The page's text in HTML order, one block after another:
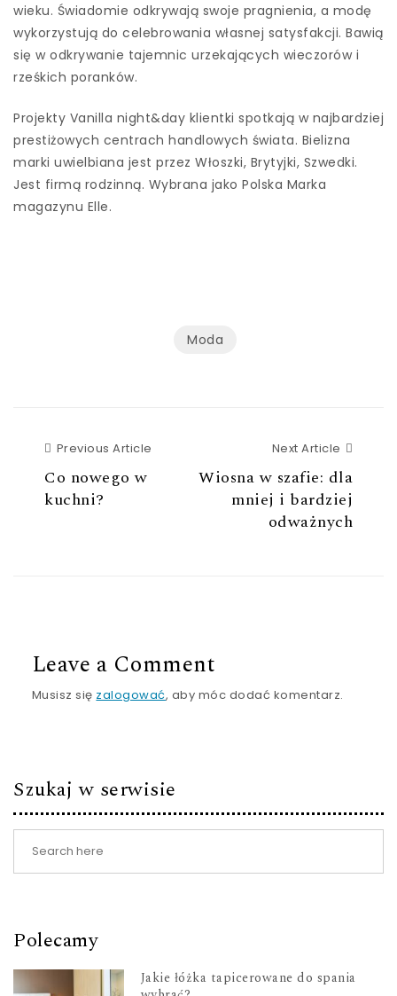
wieku. Świadomie odkrywają swoje pragnienia, a modę
wykorzystują do celebrowania własnej satysfakcji. Bawią
się w odkrywanie tajemnic urzekających wieczorów i
rześkich poranków.
Projekty Vanilla night&day klientki spotkają w najbardziej
prestiżowych centrach handlowych świata. Bielizna
marki uwielbiana jest przez Włoszki, Brytyjki, Szwedki.
Jest firmą rodzinną. Wybrana jako Polska Marka
magazynu Elle.
Moda
Previous Article
Co nowego w
kuchni?
Next Article
Wiosna w szafie: dla
mniej i bardziej
odważnych
Leave a Comment
Musisz się zalogować, aby móc dodać komentarz.
Szukaj w serwisie
Polecamy
Jakie łóżka tapicerowane do spania